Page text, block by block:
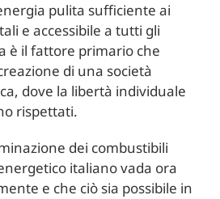
pulita sufficiente ai
e accessibile a tutti gli
è il fattore primario che
di una società
dove la libertà individuale
rispettati.
dei combustibili
italiano vada ora
e che ciò sia possibile in